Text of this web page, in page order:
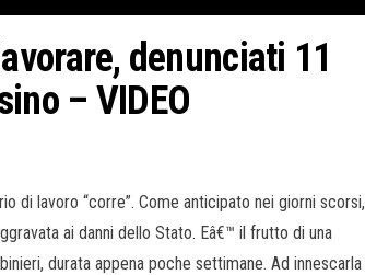
denunciati 11
– VIDEO
di lavoro “corre”. Come anticipato nei giorni scorsi,
ai danni dello Stato. Eâ€™ il frutto di una
durata appena poche settimane. Ad innescarla